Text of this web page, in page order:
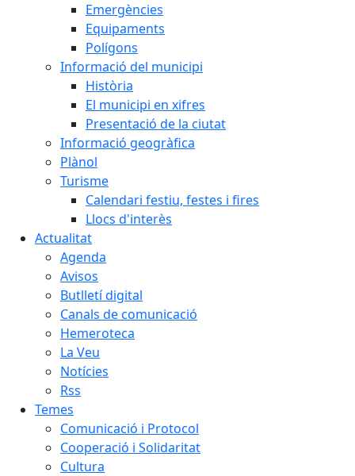
Emergències
Equipaments
Polígons
Informació del municipi
Història
El municipi en xifres
Presentació de la ciutat
Informació geogràfica
Plànol
Turisme
Calendari festiu, festes i fires
Llocs d'interès
Actualitat
Agenda
Avisos
Butlletí digital
Canals de comunicació
Hemeroteca
La Veu
Notícies
Rss
Temes
Comunicació i Protocol
Cooperació i Solidaritat
Cultura